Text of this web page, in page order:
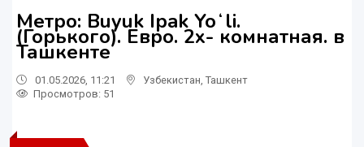
Метро: Buyuk Ipak Yoʻli.
(Горького). Евро. 2х- комнатная. в
Ташкенте
01.05.2026, 11:21 Узбекистан Ташкент
Просмотров: 51